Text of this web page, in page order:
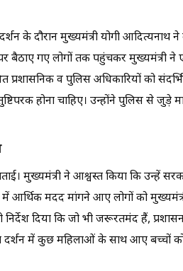
के दौरान मुख्यमंत्री योगी आदित्यनाथ
बैठाए गए लोगों तक पहुंचकर मुख्यमंत्री
प्रशासनिक व पुलिस अधिकारियों को
होना चाहिए। उन्होंने पुलिस से जुड़े
मुख्यमंत्री ने आश्वस्त किया कि उन्हें
में आर्थिक मदद मांगने आए लोगों को
दिया कि जो भी जरूरतमंद हैं,
दर्शन में कुछ महिलाओं के साथ आए बच्चों